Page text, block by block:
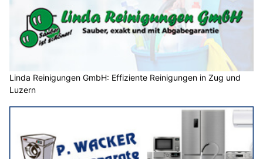
Linda Reinigungen GmbH: Effiziente Reinigungen in Zug und
Luzern